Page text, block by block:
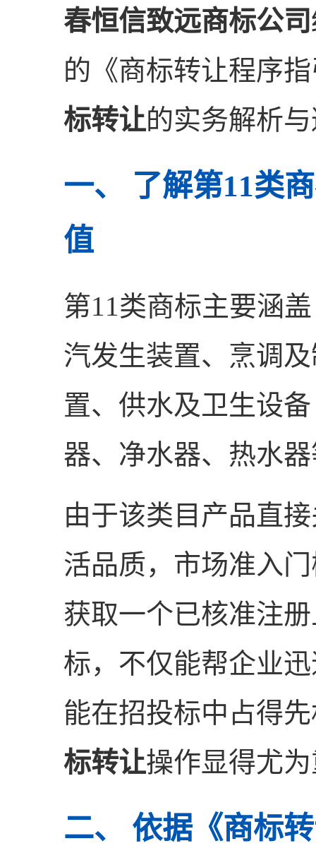
春恒信致远商标公司
的《商标转让程序
标转让的实务解析
一、 了解第11类
值
第11类商标主要涵
汽发生装置、烹调
置、供水及卫生设
器、净水器、热水
由于该类目产品直
活品质，市场准入
获取一个已核准注
标，不仅能帮企业
能在招投标中占得
标转让操作显得尤
二、 依据《商标